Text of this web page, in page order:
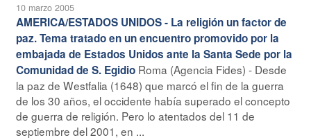
10 marzo 2005
AMERICA/ESTADOS UNIDOS - La religión un factor de
paz. Tema tratado en un encuentro promovido por la
embajada de Estados Unidos ante la Santa Sede por la
Comunidad de S. Egidio Roma (Agencia Fides) - Desde
la paz de Westfalia (1648) que marcó el fin de la guerra
de los 30 años, el occidente había superado el concepto
de guerra de religión. Pero lo atentados del 11 de
septiembre del 2001, en ...